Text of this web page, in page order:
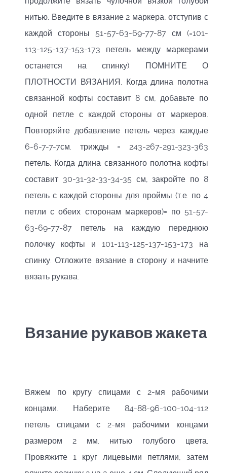
нитью. Введите в вязание 2 маркера, отступив с
каждой стороны 51-57-63-69-77-87 см (=101-
113-125-137-153-173 петель между маркерами
останется на спинку). ПОМНИТЕ О
ПЛОТНОСТИ ВЯЗАНИЯ. Когда длина полотна
связанной кофты составит 8 см, добавьте по
одной петле с каждой стороны от маркеров.
Повторяйте добавление петель через каждые
6-6-7-7-7см. трижды = 243-267-291-323-363
петель. Когда длина связанного полотна кофты
составит 30-31-32-33-34-35 см, закройте по 8
петель с каждой стороны для проймы (т.е. по 4
петли с обеих сторонам маркеров)= по 51-57-
63-69-77-87 петель на каждую переднюю
полочку кофты и 101-113-125-137-153-173 на
спинку. Отложите вязание в сторону и начните
вязать рукава.
Вязание рукавов жакета
Вяжем по кругу спицами с 2-мя рабочими
концами. Наберите 84-88-96-100-104-112
петель спицами с 2-мя рабочими концами
размером 2 мм. нитью голубого цвета.
Провяжите 1 круг лицевыми петлями, затем